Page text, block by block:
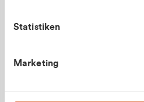
Statistiken
Marketing